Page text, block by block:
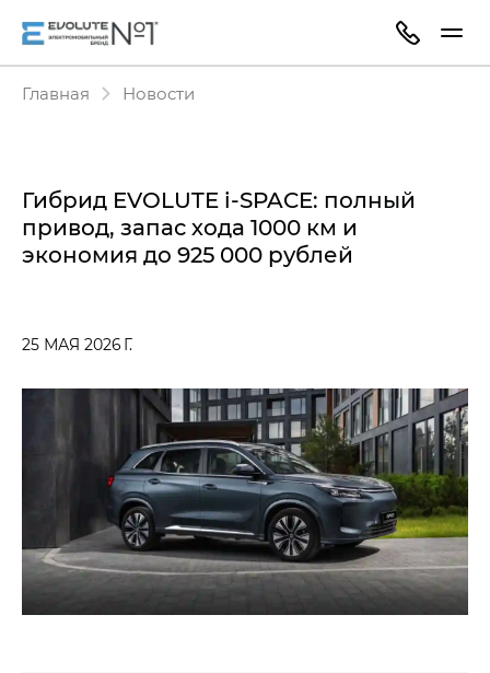
Главная Новости
Гибрид EVOLUTE i‑SPACE: полный
привод, запас хода 1000 км и
экономия до 925 000 рублей
25 МАЯ 2026 Г.